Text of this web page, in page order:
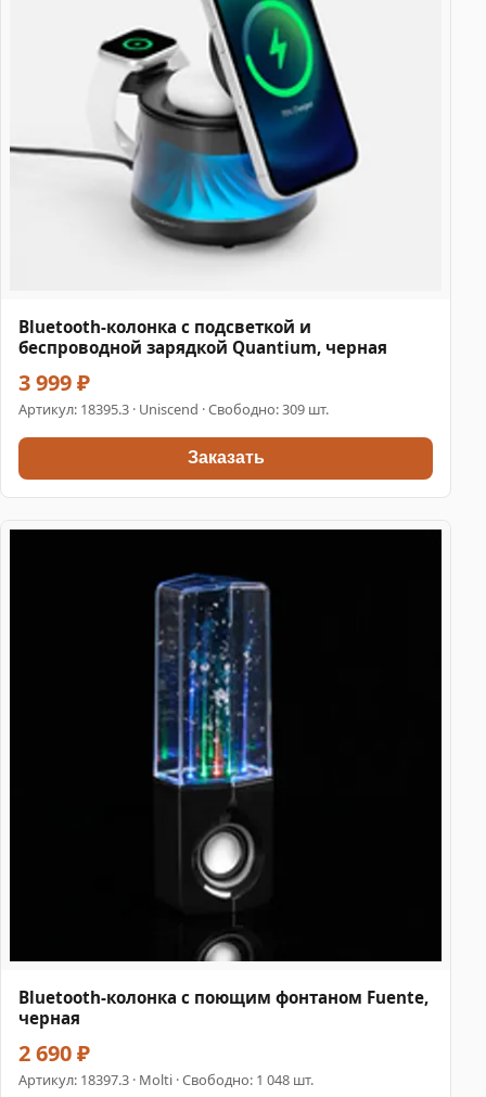
Bluetooth-колонка с подсветкой и
беспроводной зарядкой Quantium, черная
3 999 ₽
Артикул: 18395.3 · Uniscend · Свободно: 309 шт.
Заказать
Bluetooth-колонка с поющим фонтаном Fuente,
черная
2 690 ₽
Артикул: 18397.3 · Molti · Свободно: 1 048 шт.